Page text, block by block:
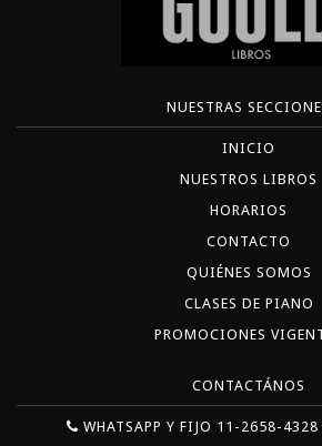
NUESTRAS
INICIO
NUESTROS LIBROS
HORARIOS
CONTACTO
QUIÉNES SOMOS
CLASES DE PIANO
PROMOCIONES
CONTACTÁNOS
WHATSAPP Y FIJO 11-2658-